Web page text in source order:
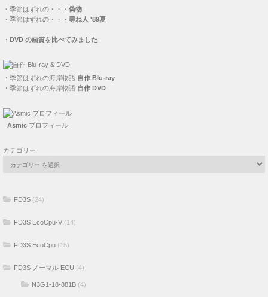
・ 季節はずれの・・・ 偽物
・ 季節はずれの・・・ 尋ね人 '89夏
・ DVD の画質を比べてみました
・ 季節はずれの海岸物語 自作 Blu-ray
・ 季節はずれの海岸物語 自作 DVD
Asmicプロフィール
カテゴリー
FD3S (24)
FD3S EcoCpu-V (14)
FD3S EcoCpu (15)
FD3S ノーマル ECU (4)
N3G1-18-881B (4)